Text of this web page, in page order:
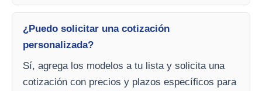
¿Puedo solicitar una cotización
personalizada?
Sí, agrega los modelos a tu lista y solicita una
cotización con precios y plazos específicos para